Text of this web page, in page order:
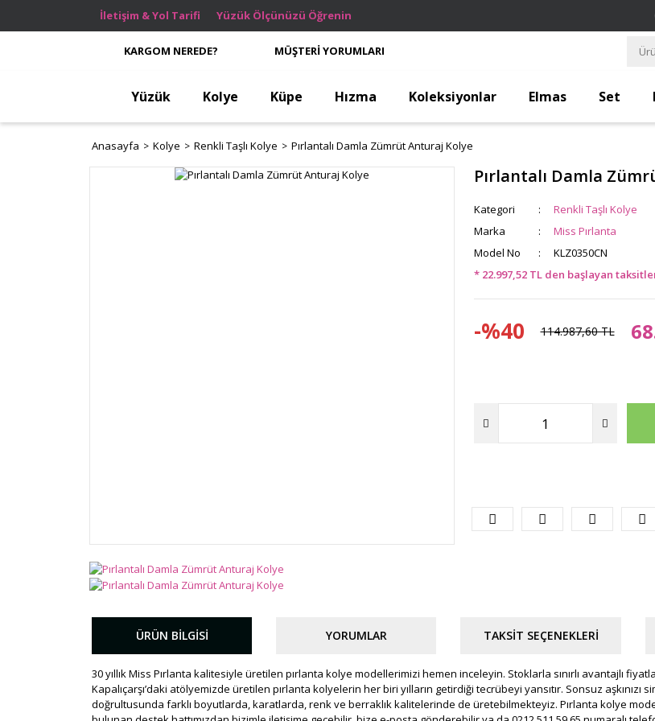
İletişim & Yol Tarifi Yüzük Ölçünüzü Öğrenin
KARGOM NEREDE? MÜŞTERİ YORUMLARI
Yüzük Kolye Küpe Hızma Koleksiyonlar Elmas Set
Anasayfa Kolye Renkli Taşlı Kolye Pırlantalı Damla Zümrüt Anturaj Kolye
Pırlantalı Damla
Kategori
Renkli Taşlı Kolye
Marka
Miss Pırlanta
Model No
KLZ0350CN
* 22.997,52 TL den başlayan
-%40 114.987,60 TL
ÜRÜN BILGISI YORUMLAR TAKSIT SEÇENEKLERI
30 yıllık Miss Pırlanta kalitesiyle üretilen pırlanta kolye modellerimizi hemen inceleyin. Stoklarla sınırlı avantajlı
Kapalıçarşı’daki atölyemizde üretilen pırlanta kolyelerin her biri yılların getirdiği tecrübeyi yansıtır. Sonsuz
doğrultusunda farklı boyutlarda, karatlarda, renk ve berraklık kalitelerinde de üretebilmekteyiz. Pırlanta kolye